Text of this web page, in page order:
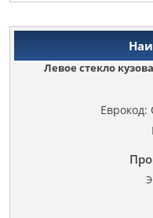
Левое стекло
Еврокод: